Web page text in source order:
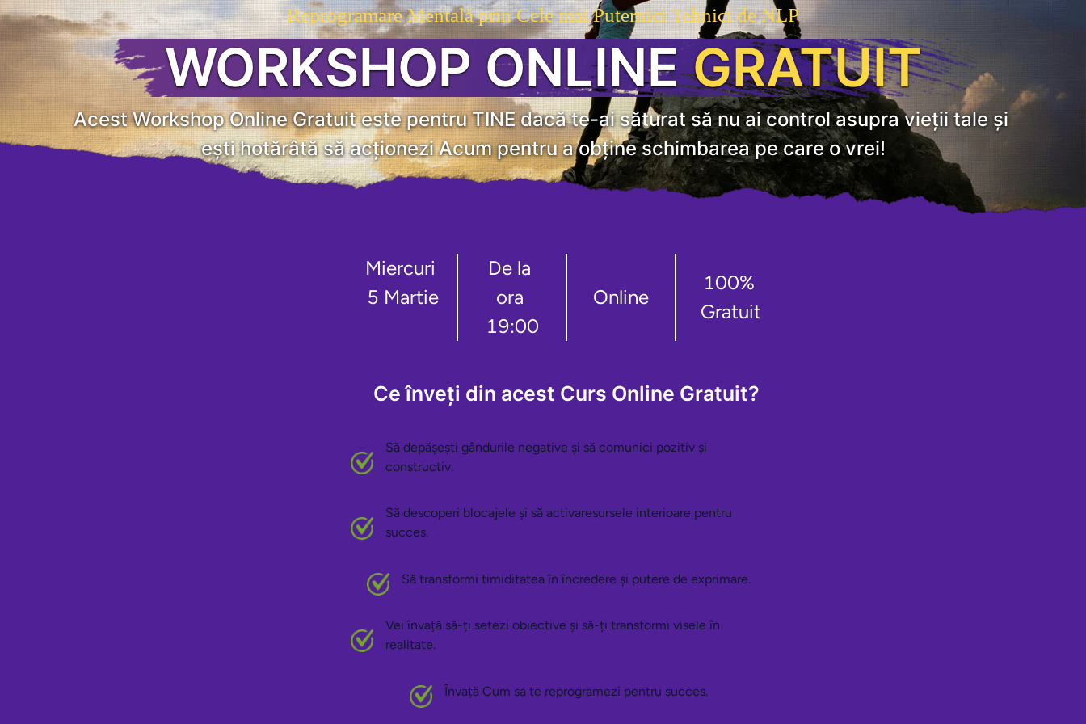
Reprogramare Mentală prin Cele mai Puternici Tehnici de NLP
WORKSHOP ONLINEGRATUIT
Acest Workshop Online Gratuit este pentru TINE dacă te-ai săturat să nu ai control asupra vieții tale și
ești hotărâtă să acționezi Acum pentru a obține schimbarea pe care o vrei!
Miercuri
5 Martie
De la
ora
19:00
Online
100%
Gratuit
Ce înveți din acest Curs Online Gratuit?
Să depășești gândurile negative și să comunici pozitiv și
constructiv.
Să descoperi blocajele și să activaresursele interioare pentru
succes.
Să transformi timiditatea în încredere și putere de exprimare.
Vei învață să-ți setezi obiective și să-ți transformi visele în
realitate.
Învață Cum sa te reprogramezi pentru succes.